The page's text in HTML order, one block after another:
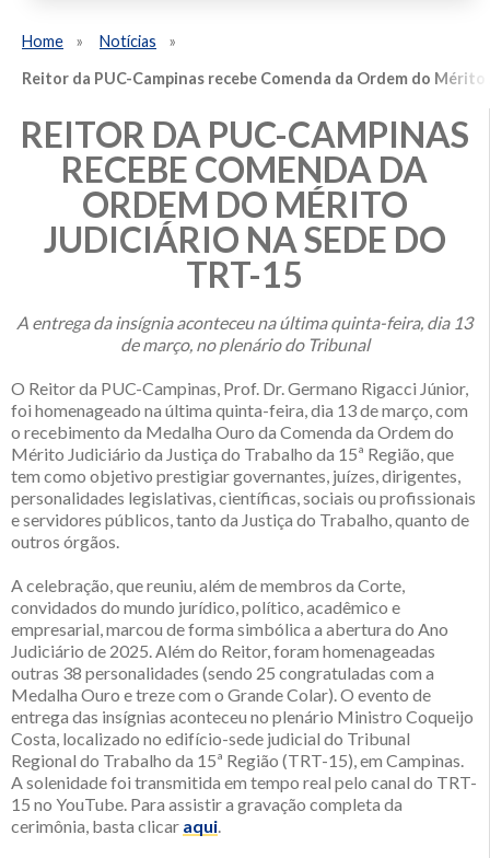
Home
Notícias
Reitor da PUC-Campinas recebe Comenda da Ordem do
REITOR DA PUC-CAMPINAS
RECEBE COMENDA DA
ORDEM DO MÉRITO
JUDICIÁRIO NA SEDE DO
TRT-15
A entrega da insígnia aconteceu na última quinta-feira, dia 13
de março, no plenário do Tribunal
O Reitor da PUC-Campinas, Prof. Dr. Germano Rigacci Júnior,
foi homenageado na última quinta-feira, dia 13 de março, com
o recebimento da Medalha Ouro da Comenda da Ordem do
Mérito Judiciário da Justiça do Trabalho da 15ª Região, que
tem como objetivo prestigiar governantes, juízes, dirigentes,
personalidades legislativas, científicas, sociais ou profissionais
e servidores públicos, tanto da Justiça do Trabalho, quanto de
outros órgãos.
A celebração, que reuniu, além de membros da Corte,
convidados do mundo jurídico, político, acadêmico e
empresarial, marcou de forma simbólica a abertura do Ano
Judiciário de 2025. Além do Reitor, foram homenageadas
outras 38 personalidades (sendo 25 congratuladas com a
Medalha Ouro e treze com o Grande Colar). O evento de
entrega das insígnias aconteceu no plenário Ministro Coqueijo
Costa, localizado no edifício-sede judicial do Tribunal
Regional do Trabalho da 15ª Região (TRT-15), em Campinas.
A solenidade foi transmitida em tempo real pelo canal do TRT-
15 no YouTube. Para assistir a gravação completa da
cerimônia, basta clicar aqui.